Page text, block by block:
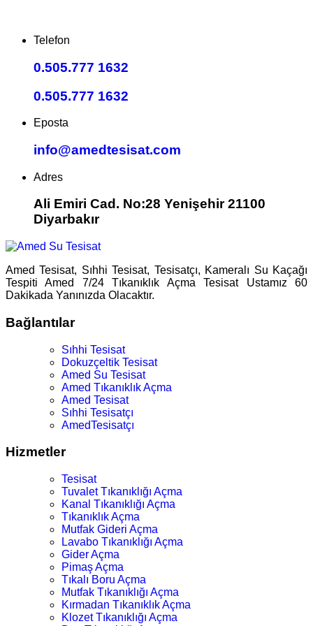
Telefon
0.505.777 1632
0.505.777 1632
Eposta
info@amedtesisat.com
Adres
Ali Emiri Cad. No:28 Yenişehir 21100
Diyarbakır
Amed Tesisat, Sıhhi Tesisat, Tesisatçı, Kameralı Su Kaçağı
Tespiti Amed 7/24 Tıkanıklık Açma Tesisat Ustamız 60
Dakikada Yanınızda Olacaktır.
Bağlantılar
Sıhhi Tesisat
Dokuzçeltik Tesisat
Amed Su Tesisat
Amed Tıkanıklık Açma
Amed Tesisat
Sıhhi Tesisatçı
AmedTesisatçı
Hizmetler
Tesisat
Tuvalet Tıkanıklığı Açma
Kanal Tıkanıklığı Açma
Tıkanıklık Açma
Mutfak Gideri Açma
Lavabo Tıkanıklığı Açma
Gider Açma
Pimaş Açma
Tıkalı Boru Açma
Mutfak Tıkanıklığı Açma
Kırmadan Tıkanıklık Açma
Klozet Tıkanıklığı Açma